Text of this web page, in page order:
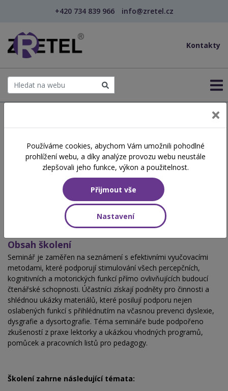
+420 734 839 966 info@zretel.cz
Kontakty
šablony
Čtenářská pregramotnost
(webinář)
Hodinová dotace
8 vyučovacích hodin
Obsah školení
Seminář je zaměřen na seznámení s efektivními vyučovacími
metodami, které podporují stimulování všech percepčních,
kognitivních a motorických funkcí přímo ovlivňujících budoucí
čtenářské schopnosti. Účastníci získají podněty pro činnosti a
shlédnou ukázky materiálů, které posilují podporu nejen
oslabených funkcí s přihlédnutím na včasnou prevenci dyslexie,
dysgrafie a dysortografie. Téma semináře bude podpořeno
zkušeností z praxe lektorky a ukázkou vhodných programů,
pomůcek a pracovních listů pro pedagogy.
Školení zahrne následující témata:
Používáme cookies, abychom Vám umožnili pohodlné
prohlížení webu, a díky analýze provozu webu neustále
zlepšovali jeho funkce, výkon a použitelnost.
Přijmout vše
Nastavení